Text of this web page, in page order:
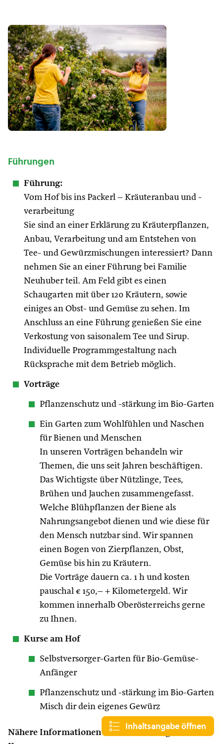
Führungen
Führung:
Vom Hof bis ins Packerl – Kräuteranbau und -
verarbeitung
Sie sind an einer Erklärung zu Kräuterpflanzen,
Anbau, Verarbeitung und am Entstehen von
Tee- und Gewürzmischungen interessiert? Dann
nehmen Sie an einer Führung bei Familie
Neuhuber teil. Am Feld gibt es einen
Schaugarten mit über 120 Kräutern, sowie
einiges an Obst- und Gemüse zu sehen. Im
Anschluss an eine Führung genießen Sie eine
Verkostung von saisonalem Tee und Sirup.
Individuelle Programmgestaltung nach
Rücksprache mit dem Betrieb möglich.
Vorträge
Pflanzenschutz und -stärkung im Bio-Garten
Ein Garten zum Wohlfühlen und Naschen
für Bienen und Menschen
In unseren Vorträgen behandeln wir
Themen, die uns seit Jahren beschäftigen.
Das Wichtigste über Nützlinge, Tees,
Brühen und Jauchen zusammengefasst.
Welche Blühpflanzen der Biene als
Nahrungsangebot dienen und wie diese für
den Mensch nutzbar sind. Wir spannen
einen Bogen von Zierpflanzen, Obst,
Gemüse bis hin zu Kräutern.
Die Vorträge dauern ca. 1 h und kosten
pauschal € 150,– + Kilometergeld. Wir
kommen innerhalb Oberösterreichs gerne
zu Ihnen.
Kurse am Hof
Selbstversorger-Garten für Bio-Gemüse-
Anfänger
Pflanzenschutz und -stärkung im Bio-Garten
Misch dir dein eigenes Gewürz
Nähere Informationen und Anmeldung zu allen
Inhaltsangabe öffnen